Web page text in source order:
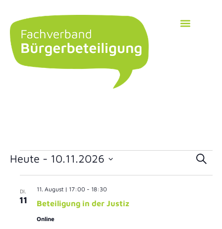
Suche
Heute - 10.11.2026
wählen.
DI.
11 Beteiligung in der Justiz
11. August | 17:00 - 18:30
Online